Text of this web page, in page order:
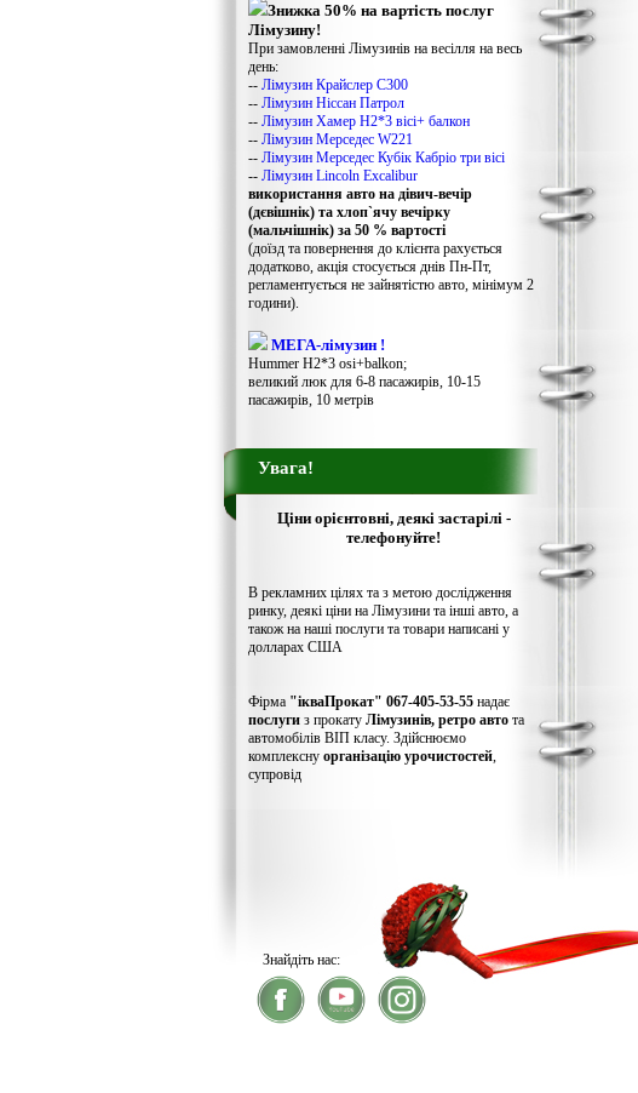
Знижка 50% на вартість послуг
Лімузину!
При замовленні Лімузинів на весілля на весь
день:
-- Лімузин Крайслер С300
-- Лімузин Ніссан Патрол
-- Лімузин Хамер Н2*3 вісі+ балкон
-- Лімузин Мерседес W221
-- Лімузин Мерседес Кубік Кабріо три вісі
-- Лімузин Lincoln Excalibur
використання авто на дівич-вечір
(дєвішнік) та хлоп`ячу вечірку
(мальчішнік) за 50 % вартості
(доїзд та повернення до клієнта рахується
додатково, акція стосується днів Пн-Пт,
регламентується не зайнятістю авто, мінімум 2
години).
МЕГА-лімузин !
Hummer H2*3 osi+balkon;
великий люк для 6-8 пасажирів, 10-15
пасажирів, 10 метрів
Увага!
Ціни орієнтовні, деякі застарілі -
телефонуйте!
В рекламних цілях та з метою дослідження
ринку, деякі ціни на Лімузини та інші авто, а
також на наші послуги та товари написані у
долларах США
Фірма "ікваПрокат" 067-405-53-55 надає
послуги з прокату Лімузинів, ретро авто та
автомобілів ВІП класу. Здійснюємо
комплексну організацію урочистостей,
супровід
Знайдіть нас: